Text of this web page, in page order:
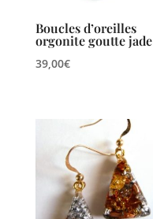
Boucles d’oreilles
orgonite goutte jade
39,00€